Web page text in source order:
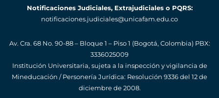
Notificaciones Judiciales, Extrajudiciales o PQRS:
notificaciones.judiciales@unicafam.edu.co
Av. Cra. 68 No. 90-88 – Bloque 1 – Piso 1 (Bogotá, Colombia) PBX:
3336025009
Institución Universitaria, sujeta a la inspección y vigilancia de
Mineducación / Personería Jurídica: Resolución 9336 del 12 de
diciembre de 2008.